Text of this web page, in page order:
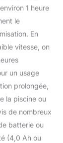
1 heure
le
En
vitesse, on
un usage
prolongée,
la piscine ou
de nombreux
batterie ou
(4,0 Ah ou